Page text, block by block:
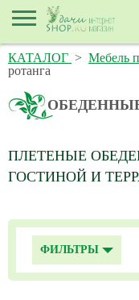
КАТАЛОГ > Мебель
ротанга
ПЛЕТЕНЫЕ
ГОСТИНОЙ И
ФИЛЬТРЫ